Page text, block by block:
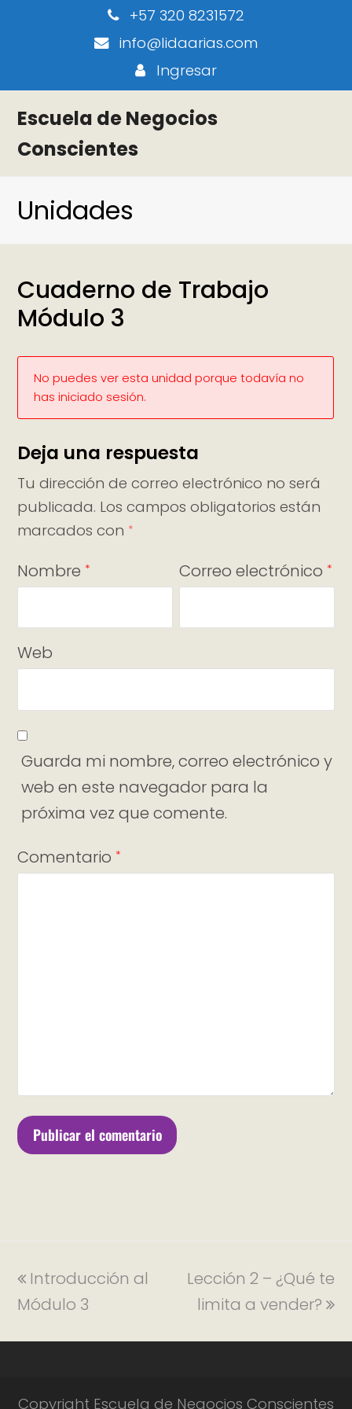
+57 320 8231572
info@lidaarias.com
Ingresar
Escuela de Negocios
Conscientes
Unidades
Cuaderno de Trabajo
Módulo 3
No puedes ver esta unidad porque todavía no
has iniciado sesión.
Deja una respuesta
Tu dirección de correo electrónico no será
publicada. Los campos obligatorios están
marcados con *
Nombre * Correo electrónico *
Web
Guarda mi nombre, correo electrónico y
web en este navegador para la
próxima vez que comente.
Comentario *
Introducción al
Módulo 3
Lección 2 – ¿Qué te
limita a vender?
Copyright Escuela de Negocios Conscientes